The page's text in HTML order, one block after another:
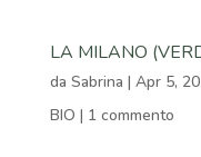
LA MILANO
da Sabrina | Apr 5,
BIO | 1 commento